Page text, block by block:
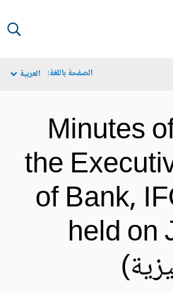
الصفحة باللغة: العربية
Minutes
the
of Bank,
held